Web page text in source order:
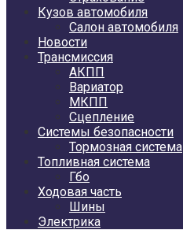
Кузов автомобиля
Салон автомобиля
Новости
Трансмиссия
АКПП
Вариатор
МКПП
Сцепление
Системы безопасности
Тормозная система
Топливная система
Гбо
Ходовая часть
Шины
Электрика